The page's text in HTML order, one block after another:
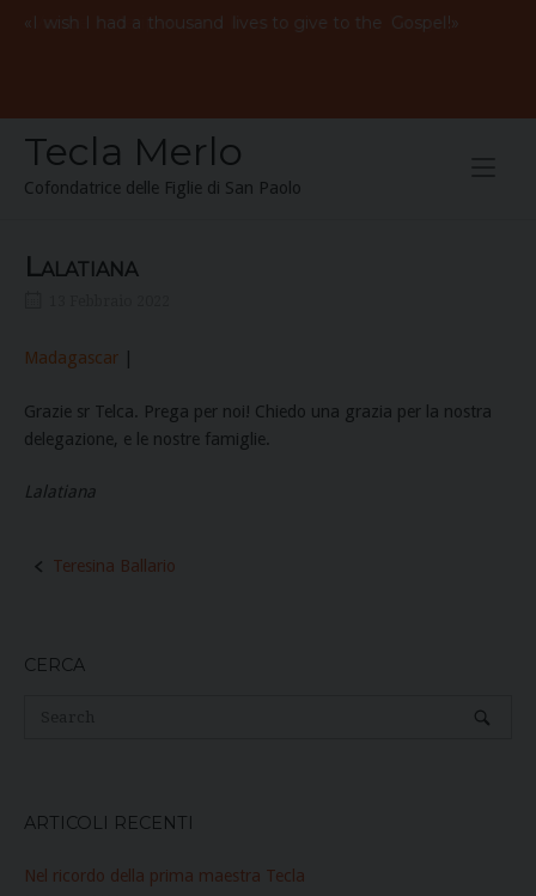
«IVorrei
wish
avereI had
millea
vitethousand
per lives to give to the Gospel
Vangelo
!»
Tecla Merlo
Cofondatrice delle Figlie di San Paolo
Lalatiana
Madagascar
Grazie sr Telca. Prega per noi! Chiedo una grazia per la nostra
delegazione, e le nostre famiglie.
Lalatiana
Post
Teresina Ballario
CERCA
ARTICOLI RECENTI
Nel ricordo della prima maestra Tecla